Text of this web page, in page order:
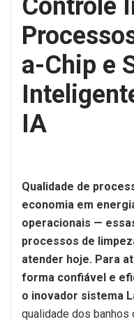
Controle
a-Chip e
IA
Qualidade de
economia em
operacionais —
processos de
atender hoje. Para
forma confiável e
o inovador sistema
qualidade dos banhos